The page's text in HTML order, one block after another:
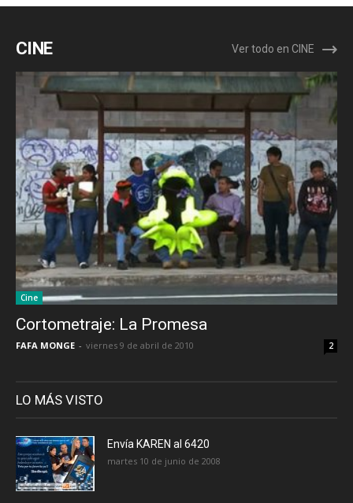
CINE Ver todo en CINE
Cine
Cortometraje: La Promesa
FAFA MONGE - viernes 9 de abril de 2010 2
LO MÁS VISTO
Envía KAREN al 6420
martes 10 de junio de 2008